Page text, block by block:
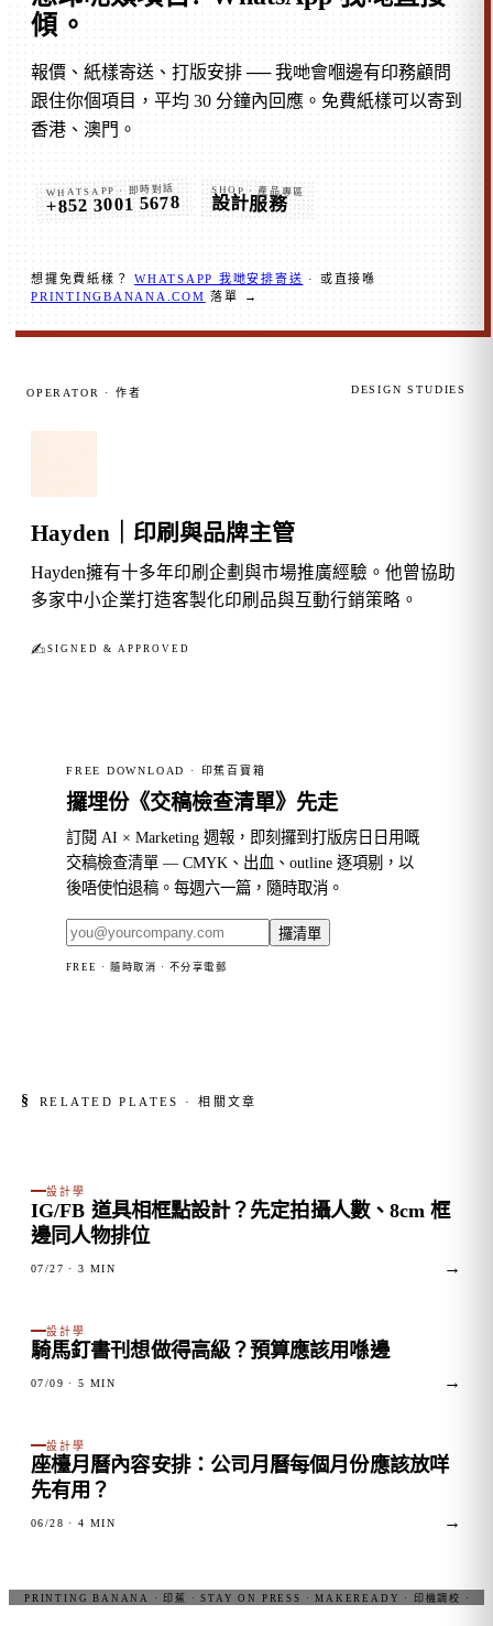
傾 。
報價、紙樣寄送、打版安排 ── 我哋會嗰邊有印務顧問
跟住你個項目，平均 30 分鐘內回應。免費紙樣可以寄到
香港、澳門。
WHATSAPP · 即時對話
+852 3001 5678
SHOP · 產品專區
設計服務
想攞免費紙樣？WHATSAPP 我哋安排寄送 · 或直接喺
PRINTINGBANANA.COM 落單 →
OPERATOR · 作者 DESIGN STUDIES
Hayden｜印刷與品牌主管
Hayden擁有十多年印刷企劃與市場推廣經驗。他曾協助
多家中小企業打造客製化印刷品與互動行銷策略。
✍︎ SIGNED & APPROVED
FREE DOWNLOAD · 印蕉百寶箱
攞埋份《交稿檢查清單》先走
訂閱 AI × Marketing 週報，即刻攞到打版房日日用嘅
交稿檢查清單 — CMYK、出血、outline 逐項剔，以
後唔使怕退稿。每週六一篇，隨時取消。
攞清單
FREE · 隨時取消 · 不分享電郵
§ RELATED PLATES · 相關文章
FIG. 01
設計學
IG/FB 道具相框點設計？先定拍攝人數、8cm 框
邊同人物排位
07/27 · 3 MIN →
FIG. 02
設計學
騎馬釘書刊想做得高級？預算應該用喺邊
07/09 · 5 MIN →
FIG. 03
設計學
座檯月曆內容安排：公司月曆每個月份應該放咩
先有用？
06/28 · 4 MIN →